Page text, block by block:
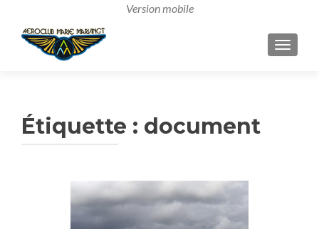
Étiquette : document
Navigation